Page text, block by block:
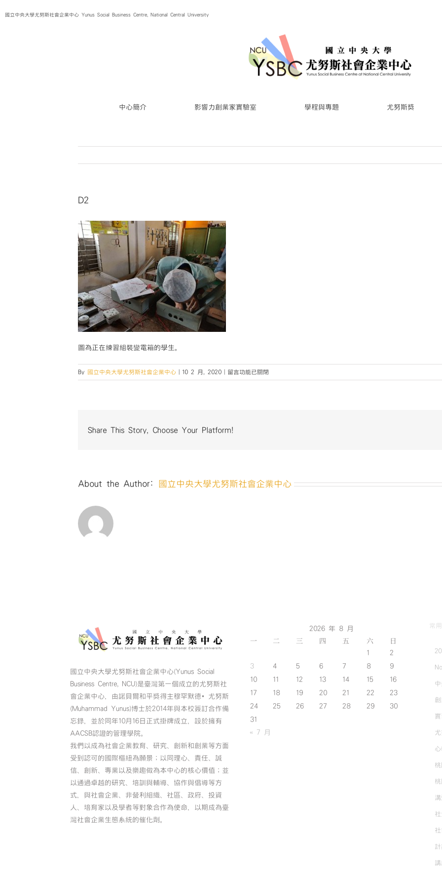
to國立中央大學尤努斯社會企業中心 Yunus Social Business Centre, National Central University
中心簡介 影響力創業家實驗室 學程與專題 尤努斯獎
D2
圖為正在練習組裝變電箱的學生。
By 國立中央大學尤努斯社會企業中心 10 2 月, 2020
在
〈D2〉
留言功能已關閉
Share This Story, Choose Your Platform!
About the Author: 國立中央大學尤努斯社會企業中心
國立中央大學尤努斯社會企業中心(Yunus Social
Business Centre, NCU)是臺灣第一個成立的尤努斯社
會企業中心，由諾貝爾和平獎得主穆罕默德•尤努斯
(Muhammad Yunus)博士於2014年與本校簽訂合作備
忘錄，並於同年10月16日正式掛牌成立，設於擁有
AACSB認證的管理學院。
我們以成為社會企業教育、研究、創新和創業等方面
受到認可的國際樞紐為願景；以同理心、責任、誠
信、創新、專業以及樂趣做為本中心的核心價值；並
以通過卓越的研究、培訓與輔導、協作與倡導等方
式，與社會企業、非營利組織、社區、政府、投資
人、培育家以及學者等對象合作為使命，以期成為臺
灣社會企業生態系統的催化劑。
2026 年 8 月
一 二 三 四 五 六 日
1
2
3
4 5 6 7 8
9
10
11 12 13 14 15
16
17
18 19 20 21 22
23
24
25 26 27 28 29
30
31
« 7 月
常
實
溝
講